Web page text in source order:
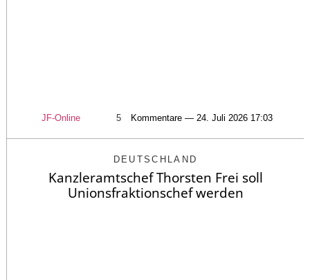
JF-Online 5 Kommentare — 24. Juli 2026 17:03
DEUTSCHLAND
Kanzleramtschef Thorsten Frei soll
Unionsfraktionschef werden